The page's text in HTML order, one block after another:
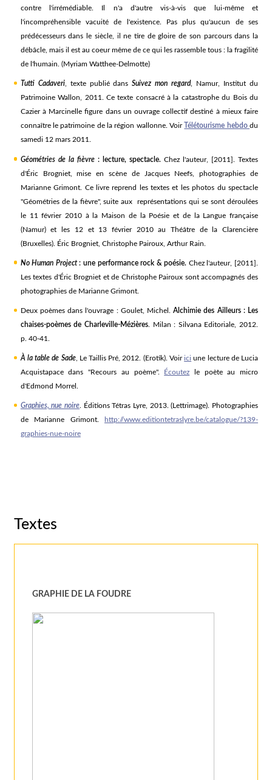
contre l'irrémédiable. Il n'a d'autre vis-à-vis que lui-même et
l'incompréhensible vacuité de l'existence. Pas plus qu'aucun de ses
prédécesseurs dans le siècle, il ne tire de gloire de son parcours dans la
débâcle, mais il est au coeur même de ce qui les rassemble tous : la fragilité
de l'humain. (Myriam Watthee-Delmotte)
Tutti Cadaveri, texte publié dansSuivez mon regard , Namur, Institut du
Patrimoine Wallon, 2011. Ce texte consacré à la catastrophe du Bois du
Cazier à Marcinelle figure dans un ouvrage collectif destiné à mieux faire
connaître le patrimoine de la région wallonne. Voir
Télétourisme hebdo du
samedi 12 mars 2011.
Géométries de la fièvre: lecture, spectacle. Chez l'auteur, [2011]. Textes
d'Éric Brogniet, mise en scène de Jacques Neefs, photographies de
Marianne Grimont. Ce livre reprend les textes et les photos du spectacle
"Géométries de la fièvre", suite aux représentations qui se sont déroulées
le 11 février 2010 à la Maison de la Poésie et de la Langue française
(Namur) et les 12 et 13 février 2010 au Théâtre de la Clarencière
(Bruxelles). Éric Brogniet, Christophe Pairoux, Arthur Rain.
No Human Project: une performance rock & poésie. Chez l'auteur, [2011].
Les textes d'Éric Brogniet et de Christophe Pairoux sont accompagnés des
photographies de Marianne Grimont.
Deux poèmes dans l'ouvrage : Goulet, Michel.Alchimie des Ailleurs : Les
chaises-poèmes de Charleville-Mézières. Milan : Silvana Editoriale, 2012.
p. 40-41.
À la table de Sade, Le Taillis Pré, 2012. (Erotik). Voirici une lecture de Lucia
Acquistapace dans "Recours au poème". Écoutez le poète au micro
d'Edmond Morrel.
Graphies, nue noire. Éditions Tétras Lyre, 2013. (Lettrimage). Photographies
de Marianne Grimont.
http://www.editiontetraslyre.be/catalogue/?139-
graphies-nue-noire
Textes
GRAPHIE DE LA FOUDRE